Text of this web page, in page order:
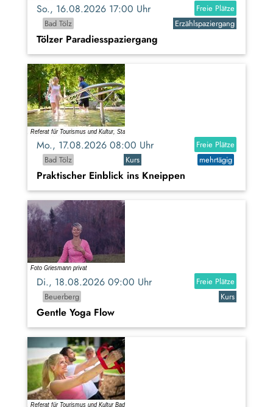
So., 16.08.2026 17:00 Uhr
Freie Plätze
Bad Tölz
Erzählspaziergang
Tölzer Paradiesspaziergang
Mo., 17.08.2026 08:00 Uhr
Freie Plätze
Bad Tölz
Kurs mehrtägig
Praktischer Einblick ins Kneippen
Di., 18.08.2026 09:00 Uhr
Freie Plätze
Beuerberg
Kurs
Gentle Yoga Flow